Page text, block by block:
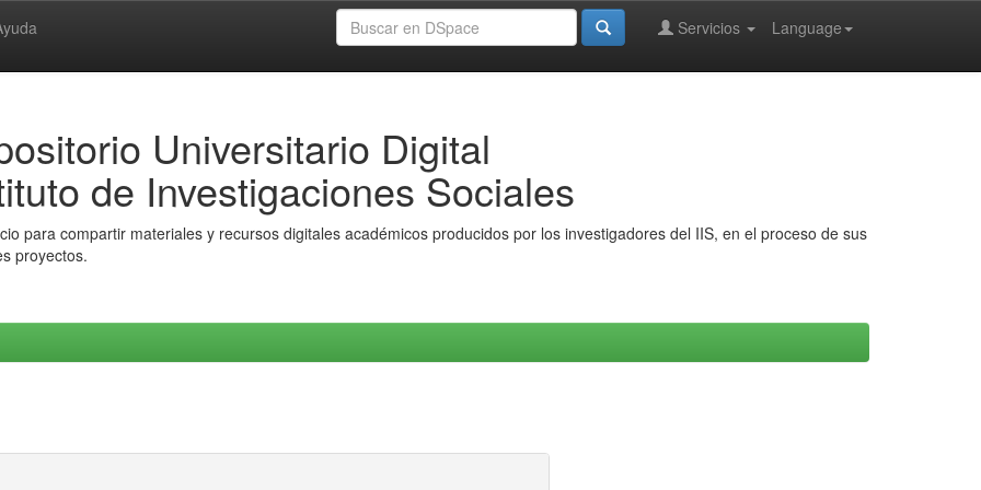
Language
Servicios
Universitario Digital
de Investigaciones Sociales
para compartir materiales y recursos digitales académicos producidos por los investigadores del IIS, en el proceso de sus
proyectos.